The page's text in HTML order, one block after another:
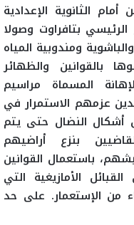
الثانوية الإعدادية
بتافراوت وصولا
ومندوبية المياه
بالقوانين والظهائر
المسماة مراسيم
عزمهم الاستمرار في
أشكال النضال حتى يتم
بنزع أراضيهم
باستعمال القوانين
الأمازيغية التي
من الإستعمار. على حد